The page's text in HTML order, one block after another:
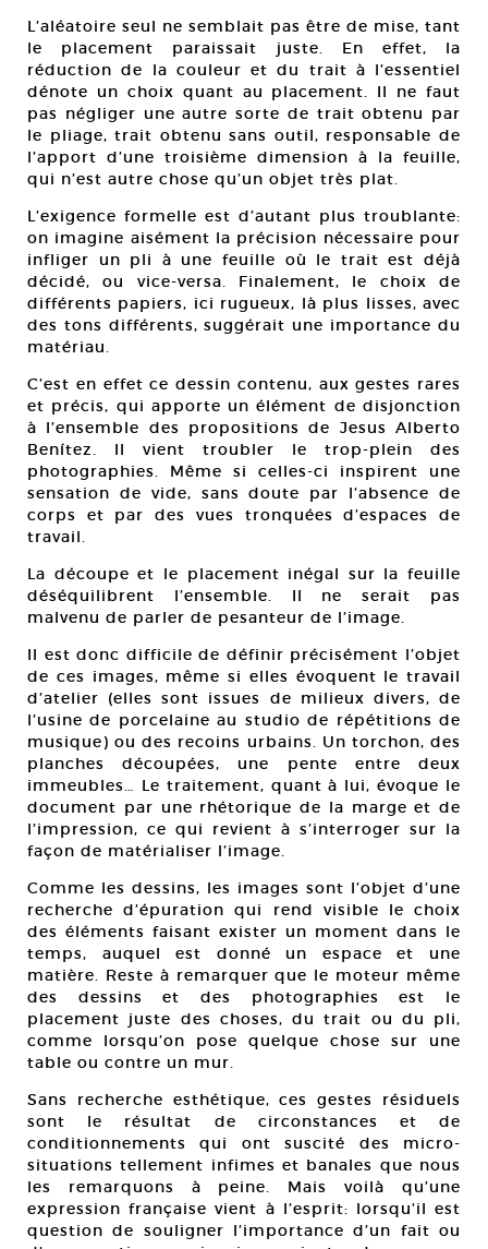
L’aléatoire seul ne semblait pas être de mise, tant
le placement paraissait juste. En effet, la
réduction de la couleur et du trait à l’essentiel
dénote un choix quant au placement. Il ne faut
pas négliger une autre sorte de trait obtenu par
le pliage, trait obtenu sans outil, responsable de
l’apport d’une troisième dimension à la feuille,
qui n’est autre chose qu’un objet très plat.
L’exigence formelle est d’autant plus troublante:
on imagine aisément la précision nécessaire pour
infliger un pli à une feuille où le trait est déjà
décidé, ou vice-versa. Finalement, le choix de
différents papiers, ici rugueux, là plus lisses, avec
des tons différents, suggérait une importance du
matériau.
C’est en effet ce dessin contenu, aux gestes rares
et précis, qui apporte un élément de disjonction
à l’ensemble des propositions de Jesus Alberto
Benítez. Il vient troubler le trop-plein des
photographies. Même si celles-ci inspirent une
sensation de vide, sans doute par l’absence de
corps et par des vues tronquées d’espaces de
travail.
La découpe et le placement inégal sur la feuille
déséquilibrent l’ensemble. Il ne serait pas
malvenu de parler de pesanteur de l’image.
Il est donc difficile de définir précisément l’objet
de ces images, même si elles évoquent le travail
d’atelier (elles sont issues de milieux divers, de
l’usine de porcelaine au studio de répétitions de
musique) ou des recoins urbains. Un torchon, des
planches découpées, une pente entre deux
immeubles… Le traitement, quant à lui, évoque le
document par une rhétorique de la marge et de
l’impression, ce qui revient à s’interroger sur la
façon de matérialiser l’image.
Comme les dessins, les images sont l’objet d’une
recherche d’épuration qui rend visible le choix
des éléments faisant exister un moment dans le
temps, auquel est donné un espace et une
matière. Reste à remarquer que le moteur même
des dessins et des photographies est le
placement juste des choses, du trait ou du pli,
comme lorsqu’on pose quelque chose sur une
table ou contre un mur.
Sans recherche esthétique, ces gestes résiduels
sont le résultat de circonstances et de
conditionnements qui ont suscité des micro-
situations tellement infimes et banales que nous
les remarquons à peine. Mais voilà qu’une
expression française vient à l’esprit: lorsqu’il est
question de souligner l’importance d’un fait ou